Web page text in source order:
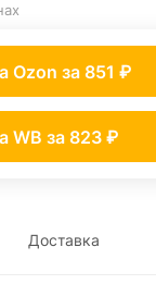
Ozon за 851 ₽
WB за 823 ₽
Доставка